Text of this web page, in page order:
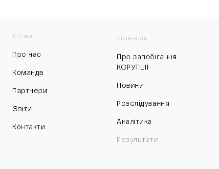
Хто ми
Про нас
Команда
Партнери
Звіти
Контакти
Діяльність
Про запобігання
КОРУПЦІЇ:
Новини
Розслідування
Аналітика
Результати